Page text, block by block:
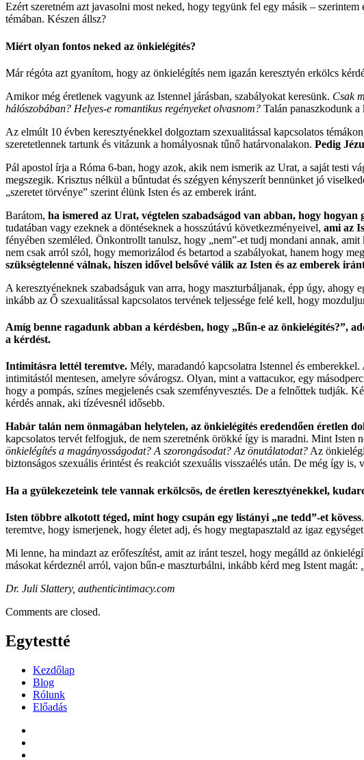
Ezért szeretném azt javasolni most neked, hogy tegyünk fel egy másik –
témában. Készen állsz?
Miért olyan fontos neked az önkielégítés?
Már régóta azt gyanítom, hogy az önkielégítés nem igazán keresztyén erkölcs
Amikor még éretlenek vagyunk az Istennel járásban, szabályokat keresünk. Csak
hálószobában? Helyes-e romantikus regényeket olvasnom? Talán panaszkodunk a
Az elmúlt 10 évben keresztyénekkel dolgoztam szexualitással kapcsolatos
szeretetlennek tartunk és vitázunk a homályosnak tűnő határvonalakon. Pedig
Pál apostol írja a Róma 6-ban, hogy azok, akik nem ismerik az Urat, a saját testi
megszegik. Krisztus nélkül a bűntudat és szégyen kényszerít bennünket jó
„szeretet törvénye” szerint élünk Isten és az emberek iránt.
Barátom, ha ismered az Urat, végtelen szabadságod van abban, hogy hogyan
tudatában vagy ezeknek a döntéseknek a hosszútávú következményeivel, ami az
fényében szemléled. Önkontrollt tanulsz, hogy „nem”-et tudj mondani annak,
nem csak arról szól, hogy memorizálod és betartod a szabályokat, hanem hogy
szükségtelenné válnak, hiszen idővel belsővé válik az Isten és az emberek
A keresztyéneknek szabadságuk van arra, hogy maszturbáljanak, épp úgy,
inkább az Ő szexualitással kapcsolatos tervének teljessége felé kell, hogy
Amíg benne ragadunk abban a kérdésben, hogy „Bűn-e az önkielégítés?”,
a kérdést.
Intimitásra lettél teremtve. Mély, maradandó kapcsolatra Istennel és
intimitástól mentesen, amelyre sóvárogsz. Olyan, mint a vattacukor, egy
hogy a pompás, színes megjelenés csak szemfényvesztés. De a felnőttek tudják.
kérdés annak, aki tízévesnél idősebb.
Habár talán nem önmagában helytelen, az önkielégítés eredendően éretlen
kapcsolatos tervét felfogjuk, de nem szeretnénk örökké így is maradni. Mint Isten
önkielégítés a magányosságodat? A szorongásodat? Az önutálatodat?Az
biztonságos szexuális érintést és reakciót szexuális visszaélés után. De még így
Ha a gyülekezeteink tele vannak erkölcsös, de éretlen keresztyénekkel,
Isten többre alkotott téged, mint hogy csupán egy listányi „ne tedd”-et kövess
teremtve, hogy ismerjenek, hogy életet adj, és hogy megtapasztald az igaz
Mi lenne, ha mindazt az erőfeszítést, amit az iránt teszel, hogy megálld az
másokat kérdeznél arról, vajon bűn-e maszturbálni, inkább kérd meg Istent magát:
Dr. Juli Slattery, authenticintimacy.com
Comments are closed.
Egytestté
Kezdőlap
Blog
Rólunk
Előadás